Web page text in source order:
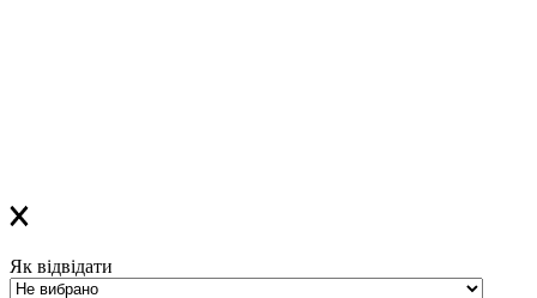
Як відвідати